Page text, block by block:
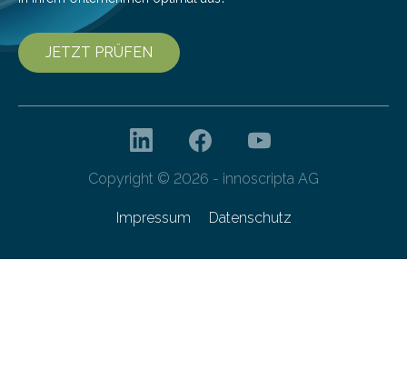
JETZT PRÜFEN
Copyright © 2026 - innoscripta AG
Impressum Datenschutz